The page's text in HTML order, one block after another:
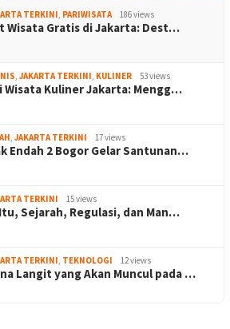
TERKINI PARIWISATA 186 views
Wisata Gratis di Jakarta: Dest…
JAKARTA TERKINI KULINER 53 views
Wisata Kuliner Jakarta: Mengg…
JAKARTA TERKINI 17 views
Endah 2 Bogor Gelar Santunan…
TERKINI 15 views
Itu, Sejarah, Regulasi, dan Man…
TERKINI TEKNOLOGI 12 views
Langit yang Akan Muncul pada …